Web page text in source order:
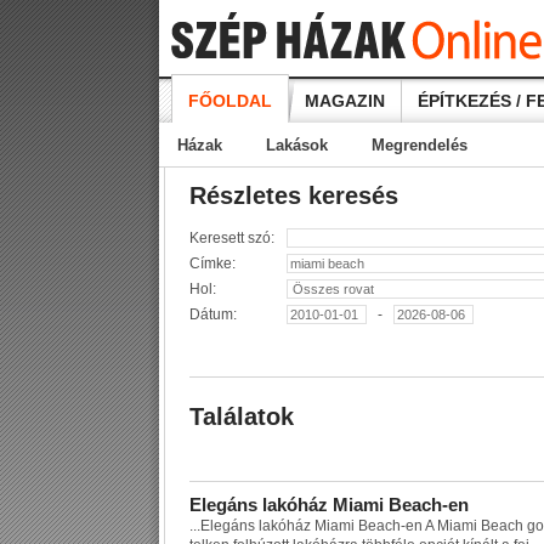
FŐOLDAL MAGAZIN ÉPÍTKEZÉS /
Házak Lakások Megrendelés
Részletes keresés
Keresett szó:
Címke:
Hol:
Dátum:
-
Találatok
Elegáns lakóház Miami Beach-en
...E egáns akóház Miami Beach-en A Miami Beach go